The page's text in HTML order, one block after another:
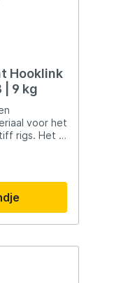
Hooklink
| 9 kg
voor het
rigs. Het is